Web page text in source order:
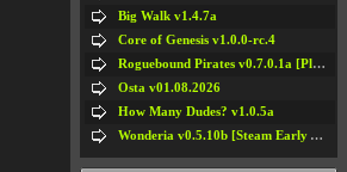
Big Walk v1.4.7a
Core of Genesis v1.0.0-rc.4
Roguebound Pirates v0.7.0.1a [Playtest]
Osta v01.08.2026
How Many Dudes? v1.0.5a
Wonderia v0.5.10b [Steam Early Access]